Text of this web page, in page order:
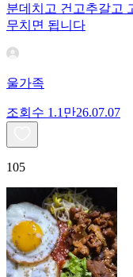
분데치고 건고추갈고
무치면 됩니다
울가족
조회수 1.1만26.07.07
105